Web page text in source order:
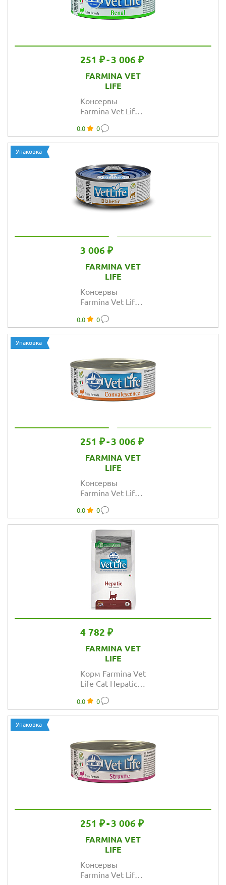
251 ₽-3 006 ₽
FARMINA VET
LIFE
Консервы
Farmina Vet Life
заболеваниях
мочевыводящих
0.0 0
Упаковка
3 006 ₽
FARMINA VET
LIFE
Консервы
Farmina Vet Life
Renal паштет для
кошек при
путей
0.0 0
Упаковка
251 ₽-3 006 ₽
FARMINA VET
LIFE
Консервы
Farmina Vet Life
Convalescence
для кошек в
период
выздоровления
0.0 0
4 782 ₽
FARMINA VET
LIFE
Корм Farmina Vet
Life Cat Hepatic
ХПН
0.0 0
Упаковка
251 ₽-3 006 ₽
FARMINA VET
LIFE
Консервы
Farmina Vet Life